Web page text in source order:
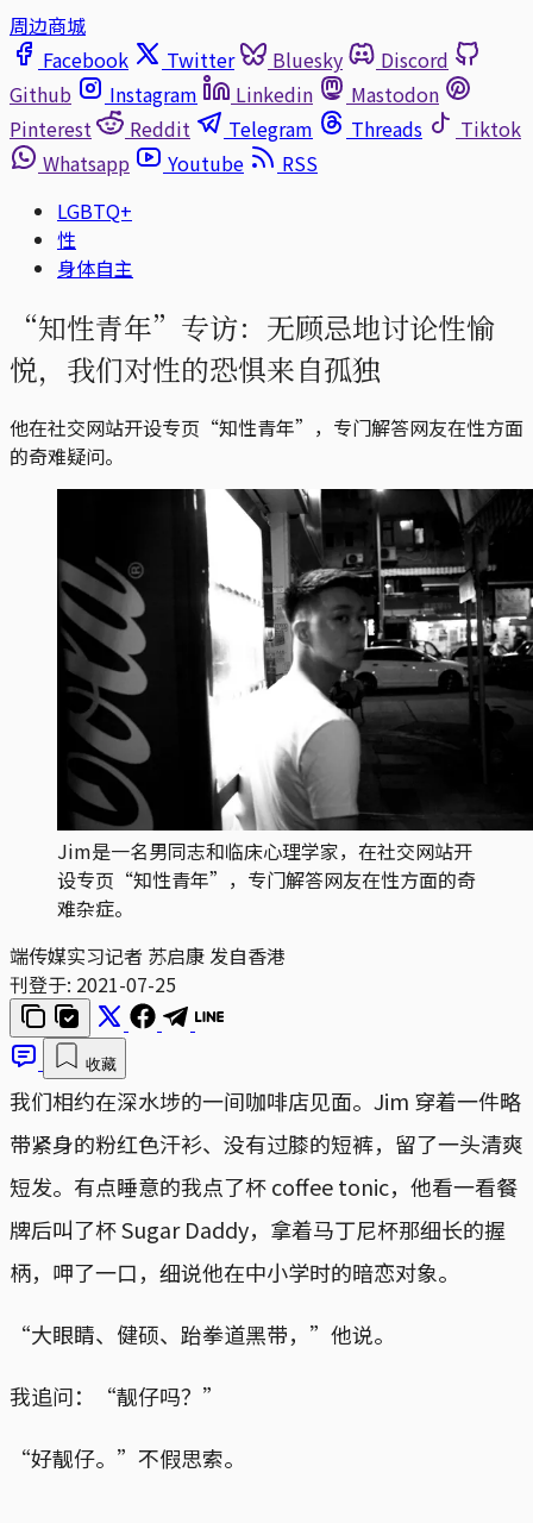
周边商城
Facebook
Twitter Bluesky
Discord
Github
Instagram Linkedin
Mastodon
Pinterest
Reddit Telegram Threads
Tiktok
Whatsapp
Youtube
RSS
LGBTQ+
性
身体自主
“知性青年”专访：无顾忌地讨论性愉
悦，我们对性的恐惧来自孤独
他在社交网站开设专页“知性青年”，专门解答网友在性方面
的奇难疑问。
Jim是一名男同志和临床心理学家，在社交网站开
设专页“知性青年”，专门解答网友在性方面的奇
难杂症。
端传媒实习记者 苏启康 发自香港
刊登于: 2021-07-25
收藏
我们相约在深水埗的一间咖啡店见面。Jim 穿着一件略
带紧身的粉红色汗衫、没有过膝的短裤，留了一头清爽
短发。有点睡意的我点了杯 coffee tonic，他看一看餐
牌后叫了杯 Sugar Daddy，拿着马丁尼杯那细长的握
柄，呷了一口，细说他在中小学时的暗恋对象。
“大眼睛、健硕、跆拳道黑带，”他说。
我追问：“靓仔吗？”
“好靓仔。”不假思索。